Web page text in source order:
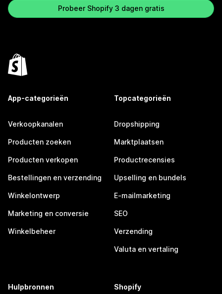
Probeer Shopify 3 dagen gratis
App-categorieën
Verkoopkanalen
Producten zoeken
Producten verkopen
Bestellingen en verzending
Winkelontwerp
Marketing en conversie
Winkelbeheer
Topcategorieën
Dropshipping
Marktplaatsen
Productrecensies
Upselling en bundels
E-mailmarketing
SEO
Verzending
Valuta en vertaling
Hulpbronnen Shopify